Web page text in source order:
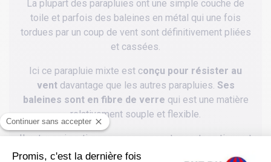
La plupart des parapluies ont une simple couche de
toile et parfois des baleines en métal qui une fois
tordues par un coup de vent sont définitivement pliées
et cassées.
Ici ce parapluie mixte est conçu pour résister au
ventdavantage que les autres parapluies. Ses
baleines sont en fibre de verre qui est une matière
relativement souple et flexible.
Il est aussi pratique avec son ouverture automatique et
agréable à prendre en main et à tenir avec sa poignée